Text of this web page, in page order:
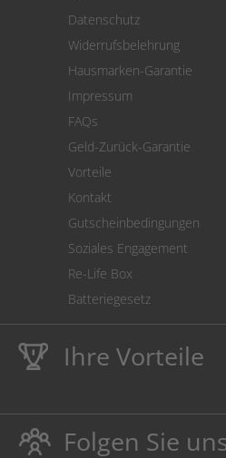
Cookie Einstellungen
Datenschutz
Widerrufsbelehrung
Hausmarken-Garantie
Impressum
FAQs
Geld-Zurück-Garantie
Vorteile
Kontakt
Gutscheinbedingungen
Soziales Engagement
Re-Life Box
Batteriegesetz
Ihre Vorteile
LebenslangeHausmarke
schützt auch Ihren Drucker.
Folgen Sie